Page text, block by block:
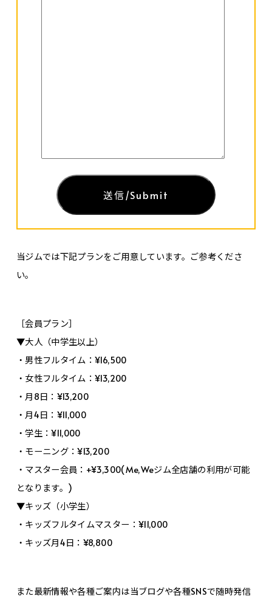
当ジムでは下記プランをご用意しています。ご参考くださ
い。
［会員プラン］
▼大人（中学生以上）
・男性フルタイム：¥16,500
・女性フルタイム：¥13,200
・月8日：¥13,200
・月4日：¥11,000
・学生：¥11,000
・モーニング：¥13,200
・マスター会員：+¥3,300(Me,Weジム全店舗の利用が可能
となります。)
▼キッズ（小学生）
・キッズフルタイムマスター：¥11,000
・キッズ月4日：¥8,800
また最新情報や各種ご案内は当ブログや各種SNSで随時発信